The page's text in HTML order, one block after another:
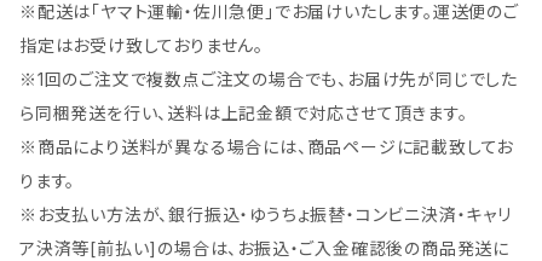
※配送は「ヤマト運輸・佐川急便」でお届けいたします。運送便のご
指定はお受け致しておりません。
※1回のご注文で複数点ご注文の場合でも、お届け先が同じでした
ら同梱発送を行い、送料は上記金額で対応させて頂きます。
※商品により送料が異なる場合には、商品ページに記載致してお
ります。
※お支払い方法が、銀行振込・ゆうちょ振替・コンビニ決済・キャリ
ア決済等[前払い]の場合は、お振込・ご入金確認後の商品発送に